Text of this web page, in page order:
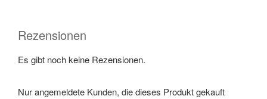
Rezensionen
Es gibt noch keine Rezensionen.
Nur angemeldete Kunden, die dieses Produkt gekauft